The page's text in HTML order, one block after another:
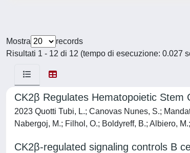
Mostra
records
Risultati 1 - 12 di 12 (tempo di esecuzione: 0.027
CK2β Regulates Hematopoietic Stem
2023 Quotti Tubi, L.; Canovas Nunes, S.;
Nabergoj, M.; Filhol, O.; Boldyreff, B.; Albiero,
CK2β-regulated signaling controls B